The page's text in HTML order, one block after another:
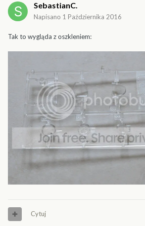
SebastianC.
Napisano 1 Października 2016
Tak to wygląda z oszkleniem:
Cytuj